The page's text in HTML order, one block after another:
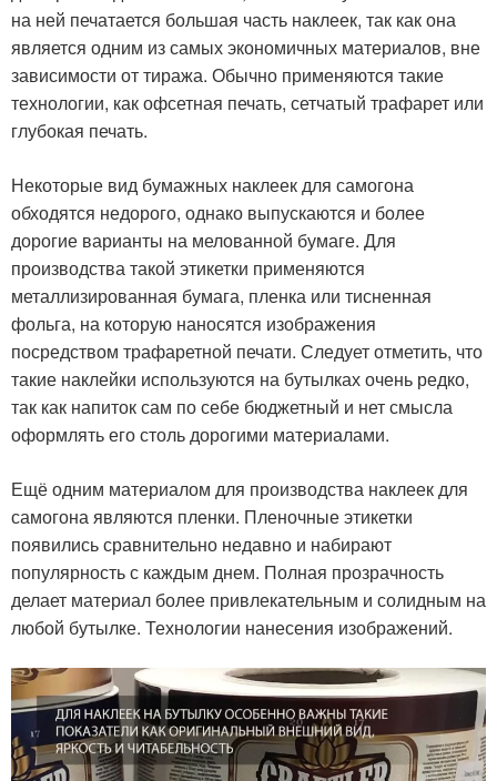
на ней печатается большая часть наклеек, так как она
является одним из самых экономичных материалов, вне
зависимости от тиража. Обычно применяются такие
технологии, как офсетная печать, сетчатый трафарет или
глубокая печать.
Некоторые вид бумажных наклеек для самогона
обходятся недорого, однако выпускаются и более
дорогие варианты на мелованной бумаге. Для
производства такой этикетки применяются
металлизированная бумага, пленка или тисненная
фольга, на которую наносятся изображения
посредством трафаретной печати. Следует отметить, что
такие наклейки используются на бутылках очень редко,
так как напиток сам по себе бюджетный и нет смысла
оформлять его столь дорогими материалами.
Ещё одним материалом для производства наклеек для
самогона являются пленки. Пленочные этикетки
появились сравнительно недавно и набирают
популярность с каждым днем. Полная прозрачность
делает материал более привлекательным и солидным на
любой бутылке. Технологии нанесения изображений.